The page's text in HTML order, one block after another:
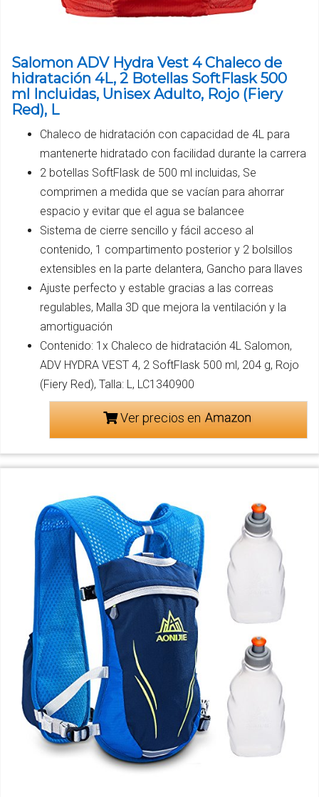
Salomon ADV Hydra Vest 4 Chaleco de
hidratación 4L, 2 Botellas SoftFlask 500
ml Incluidas, Unisex Adulto, Rojo (Fiery
Red), L
Chaleco de hidratación con capacidad de 4L para
mantenerte hidratado con facilidad durante la carrera
2 botellas SoftFlask de 500 ml incluidas, Se
comprimen a medida que se vacían para ahorrar
espacio y evitar que el agua se balancee
Sistema de cierre sencillo y fácil acceso al
contenido, 1 compartimento posterior y 2 bolsillos
extensibles en la parte delantera, Gancho para llaves
Ajuste perfecto y estable gracias a las correas
regulables, Malla 3D que mejora la ventilación y la
amortiguación
Contenido: 1x Chaleco de hidratación 4L Salomon,
ADV HYDRA VEST 4, 2 SoftFlask 500 ml, 204 g, Rojo
(Fiery Red), Talla: L, LC1340900
Ver precios en